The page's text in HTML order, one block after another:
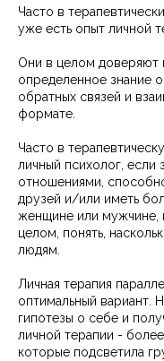
Часто в
уже есть опыт личной
Они в целом доверяют
определенное знание
обратных связей и
формате.
Часто в
личный психолог, если
отношениями,
друзей и/или иметь
женщине или мужчине,
целом, понять,
людям.
Личная терапия
оптимальный вариант.
гипотезы о себе и
личной терапии -
которые подсветила